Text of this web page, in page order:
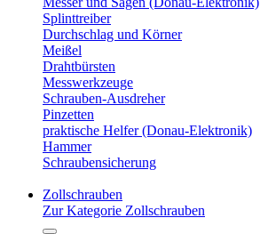
Splinttreiber
Durchschlag und Körner
Meißel
Drahtbürsten
Messwerkzeuge
Schrauben-Ausdreher
Pinzetten
praktische Helfer (Donau-Elektronik)
Hammer
Schraubensicherung
Zollschrauben
Zur Kategorie Zollschrauben